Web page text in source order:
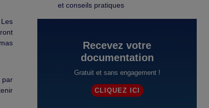
par
et conseils pratiques
Recevez votre
documentation
Gratuit et sans engagement !
CLIQUEZ ICI